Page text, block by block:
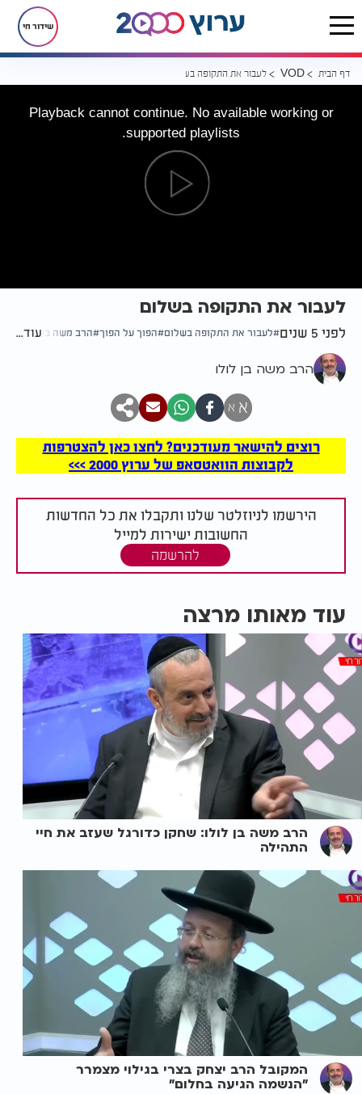
שידור חי
דף הבית VOD לעבור את התקופה בשלום
Playback cannot continue. No available working or
supported playlists.
לעבור את התקופה בשלום
לפני 5 שנים לעבור את התקופה בשלום הפוך על הפוך הרב משה בן לולו
עוד...
הרב משה בן לולו
א א
רוצים להישאר מעודכנים? לחצו כאן להצטרפות
לקבוצות הוואטסאפ של ערוץ 2000 >>>
הירשמו לניוזלטר שלנו ותקבלו את כל החדשות
החשובות ישירות למייל
להרשמה
עוד מאותו מרצה
הרב משה בן לולו: שחקן כדורגל שעזב את חיי
התהילה
המקובל הרב יצחק בצרי בגילוי מצמרר
"הנשמה הגיעה בחלום"